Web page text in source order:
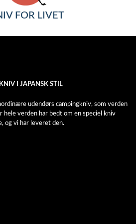
FOR LIVET
I JAPANSK STIL
udendørs campingkniv, som verden
hele verden har bedt om en speciel kniv
og vi har leveret den.